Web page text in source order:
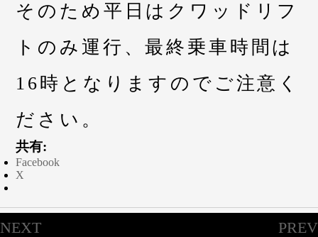
そのため平日はクワッドリフ
トのみ運行、最終乗車時間は
16時となりますのでご注意く
ださい。
共有:
Facebook
X
NEXT PREV